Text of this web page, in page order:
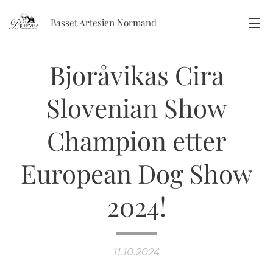
Basset Artesien Normand
Bjoråvikas Cira
Slovenian Show
Champion etter
European Dog Show
2024!
11.10.2024